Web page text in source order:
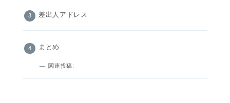
差出人アドレス
まとめ
関連投稿: